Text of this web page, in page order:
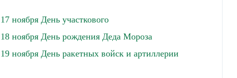
17 ноября День участкового
18 ноября День рождения Деда Мороза
19 ноября День ракетных войск и артиллерии